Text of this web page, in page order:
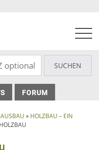
FORUM
» HOLZBAU – EIN